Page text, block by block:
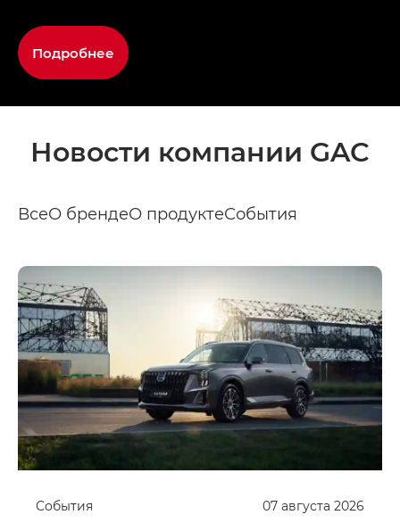
Подробнее
Новости компании GAC
ВсеО брендеО продуктеСобытия
07 августа 2026
События